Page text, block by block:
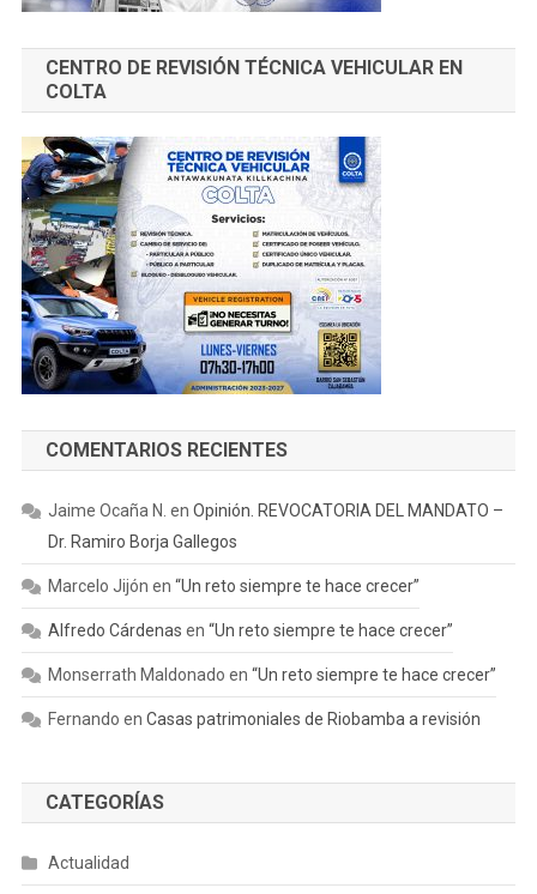
CENTRO DE REVISIÓN TÉCNICA VEHICULAR EN
COLTA
COMENTARIOS RECIENTES
Jaime Ocaña N. en Opinión. REVOCATORIA DEL MANDATO –
Dr. Ramiro Borja Gallegos
Marcelo Jijón en “Un reto siempre te hace crecer”
Alfredo Cárdenas en “Un reto siempre te hace crecer”
Monserrath Maldonado en “Un reto siempre te hace crecer”
Fernando en Casas patrimoniales de Riobamba a revisión
CATEGORÍAS
Actualidad